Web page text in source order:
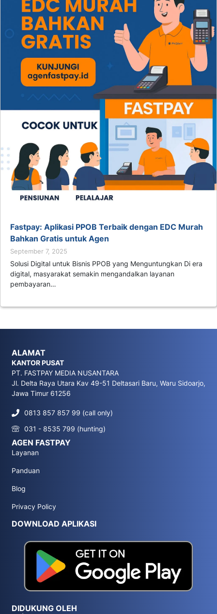
Fastpay: Aplikasi PPOB Terbaik dengan EDC Murah
Bahkan Gratis untuk Agen
September 7, 2025
Solusi Digital untuk Bisnis PPOB yang Menguntungkan Di era
digital, masyarakat semakin mengandalkan layanan
pembayaran…
ALAMAT
KANTOR PUSAT
PT. FASTPAY MEDIA NUSANTARA
Jl. Delta Raya Utara Kav 49-51 Deltasari Baru, Waru Sidoarjo,
Jawa Timur 61256
0813 857 857 99 (call only)
031 - 8535 799 (hunting)
AGEN FASTPAY
Layanan
Panduan
Blog
Privacy Policy
DOWNLOAD APLIKASI
DIDUKUNG OLEH